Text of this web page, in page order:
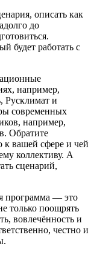
описать как
до
будет работать с
например,
Русклимат и
современных
например,
Обратите
к вашей сфере и чей
коллективу. А
сценарий,
программа — это
только поощрять
вовлечённость и
честно и